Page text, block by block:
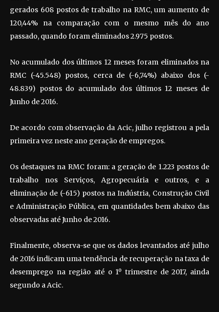
gerados 608 postos de trabalho na RMC, um aumento de
120,44% na comparação com o mesmo mês do ano
passado, quando foram eliminados 2.975 postos.
No acumulado dos últimos 12 meses foram eliminados na
RMC (-45.548) postos, cerca de (-6,74%) abaixo dos (-
48.839) postos do acumulado dos últimos 12 meses de
Junho de 2016.
De acordo com observação da Acic, julho registrou a pela
primeira vez neste ano geração de empregos.
Os destaques na RMC foram: a geração de 1.223 postos de
trabalho nos Serviços, Agropecuária e outros, e a
eliminação de (-615) postos na Indústria, Construção Civil
e Administração Pública, em quantidades bem abaixo das
observadas até Junho de 2016.
Finalmente, observa-se que os dados levantados até julho
de 2016 indicam uma tendência de recuperação na taxa de
desemprego na região até o 1º trimestre de 2017, ainda
segundo a Acic.